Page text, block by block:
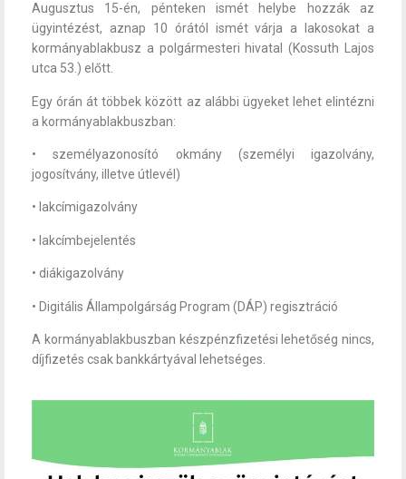
Augusztus 15-én, pénteken ismét helybe hozzák az
ügyintézést, aznap 10 órától ismét várja a lakosokat a
kormányablakbusz a polgármesteri hivatal (Kossuth Lajos
utca 53.) előtt.
Egy órán át többek között az alábbi ügyeket lehet elintézni
a kormányablakbuszban:
• személyazonosító okmány (személyi igazolvány,
jogosítvány, illetve útlevél)
• lakcímigazolvány
• lakcímbejelentés
• diákigazolvány
• Digitális Állampolgárság Program (DÁP) regisztráció
A kormányablakbuszban készpénzfizetési lehetőség nincs,
díjfizetés csak bankkártyával lehetséges.